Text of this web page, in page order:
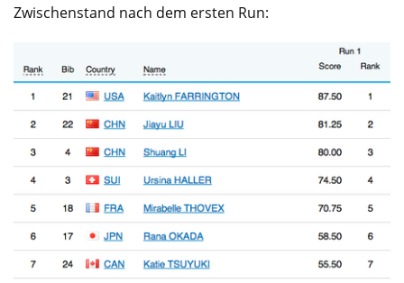
Zwischenstand nach dem ersten Run: